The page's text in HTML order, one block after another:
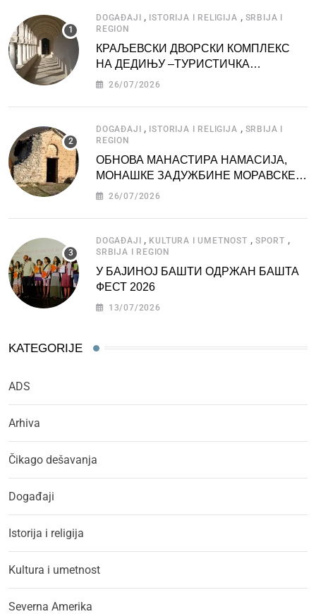
DOGAĐAJI , ISTORIJA I RELIGIJA , SRBIJA I
REGION
КРАЉЕВСКИ ДВОРСКИ КОМПЛЕКС
НА ДЕДИЊУ –ТУРИСТИЧКА
АТРАКЦИЈА
26/07/2026
DOGAĐAJI , ISTORIJA I RELIGIJA , SRBIJA I
REGION
ОБНОВА МАНАСТИРА НАМАСИЈА,
МОНАШКЕ ЗАДУЖБИНЕ МОРАВСКЕ
СРБИЈЕ
26/07/2026
DOGAĐAJI , KULTURA I UMETNOST , SPORT ,
SRBIJA I REGION
У БАЈИНОЈ БАШТИ ОДРЖАН БАШТА
ФЕСТ 2026
13/07/2026
KATEGORIJE
ADS
Arhiva
Čikago dešavanja
Događaji
Istorija i religija
Kultura i umetnost
Severna Amerika